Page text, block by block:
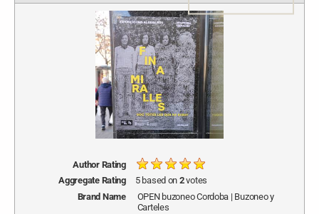
1 star
2 stars
3 stars
4 stars
5 stars
Author Rating
Aggregate Rating
5based on 2votes
Brand Name
OPEN buzoneo Cordoba | Buzoneo y
Carteles